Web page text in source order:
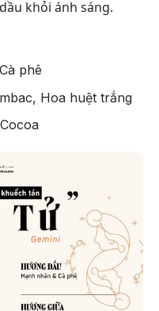
khỏi ánh sáng.
phê
Hoa huệt trắng